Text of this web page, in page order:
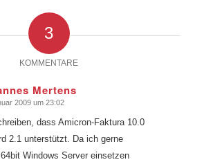
3
KOMMENTARE
Mertens
2009 um 23:02
dass Amicron-Faktura 10.0
2.1 unterstützt. Da ich gerne
Windows Server einsetzen